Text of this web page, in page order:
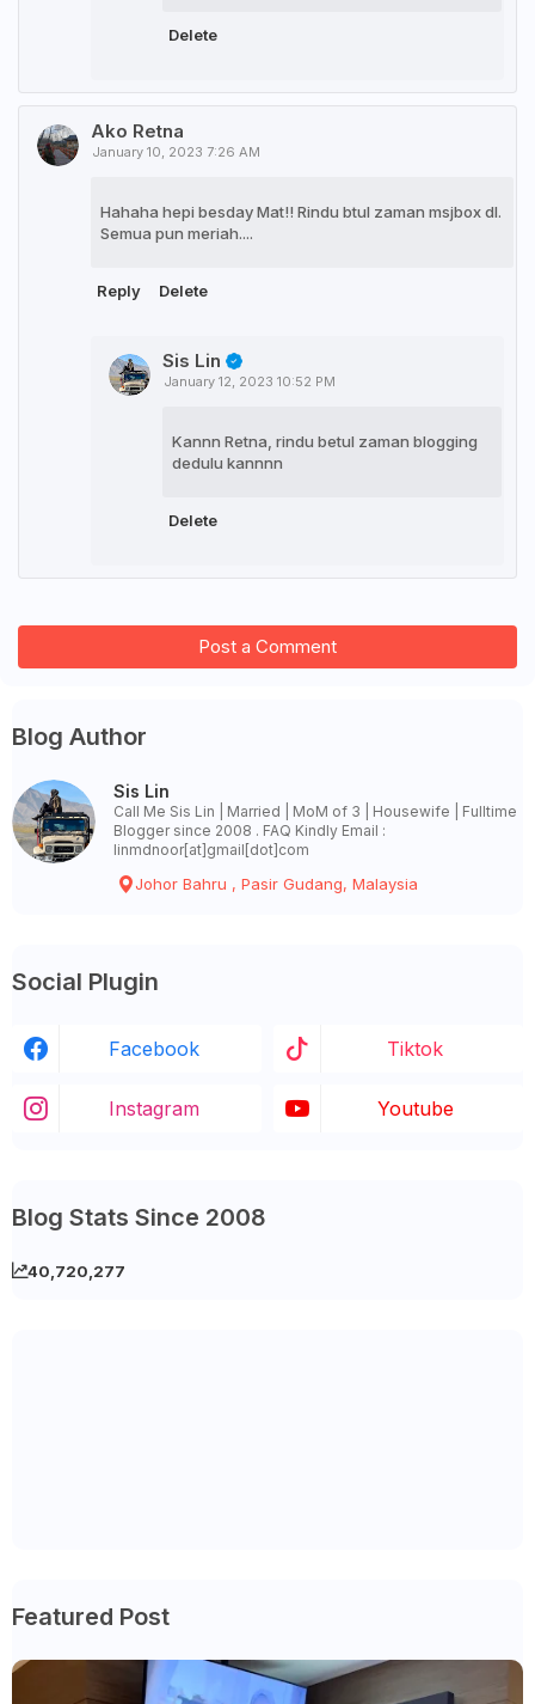
Delete
Ako Retna
January 10, 2023 7:26 AM
Hahaha hepi besday Mat!! Rindu btul zaman msjbox dl.
Semua pun meriah....
Reply Delete
Sis Lin
January 12, 2023 10:52 PM
Kannn Retna, rindu betul zaman blogging
dedulu kannnn
Delete
Post a Comment
Blog Author
Sis Lin
Call Me Sis Lin | Married | MoM of 3 | Housewife | Fulltime
Blogger since 2008 . FAQ Kindly Email :
linmdnoor[at]gmail[dot]com
Johor Bahru , Pasir Gudang, Malaysia
Social Plugin
Facebook Tiktok
Instagram Youtube
Blog Stats Since 2008
40,720,277
Featured Post